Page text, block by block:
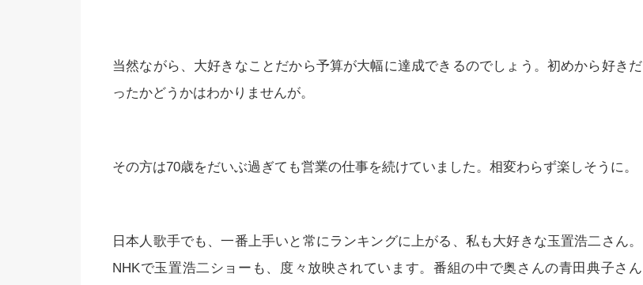
当然ながら、大好きなことだから予算が大幅に達成できるのでしょう。初めから好きだ
ったかどうかはわかりませんが。
その方は70歳をだいぶ過ぎても営業の仕事を続けていました。相変わらず楽しそうに。
日本人歌手でも、一番上手いと常にランキングに上がる、私も大好きな玉置浩二さん。
NHKで玉置浩二ショーも、度々放映されています。番組の中で奥さんの青田典子さん